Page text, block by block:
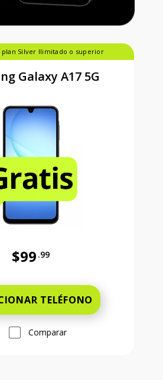
plan Silver Ilimitado o superior
Galaxy A17 5G
$99 .99
TELÉFONO
Comparar